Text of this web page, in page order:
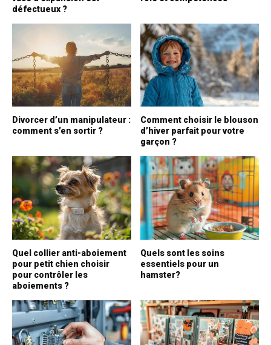
défectueux ?
Divorcer d’un manipulateur :
comment s’en sortir ?
Comment choisir le blouson
d’hiver parfait pour votre
garçon ?
Quel collier anti-aboiement
pour petit chien choisir
pour contrôler les
aboiements ?
Quels sont les soins
essentiels pour un
hamster?